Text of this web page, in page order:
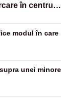
în centrul
modul în care
unei minore